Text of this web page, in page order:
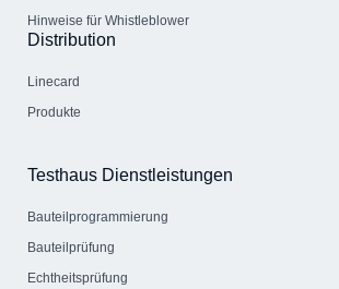
Hinweise für Whistleblower
Distribution
Linecard
Produkte
Testhaus Dienstleistungen
Bauteil­programmierung
Bauteilprüfung
Echtheitsprüfung